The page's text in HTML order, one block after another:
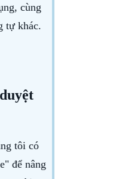
cùng
tự khác.
tôi có
để nâng